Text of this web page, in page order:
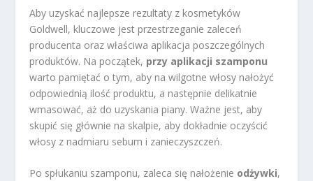
Aby uzyskać najlepsze rezultaty z kosmetyków
Goldwell, kluczowe jest przestrzeganie zaleceń
producenta oraz właściwa aplikacja poszczególnych
produktów. Na początek, przy aplikacji szamponu
warto pamiętać o tym, aby na wilgotne włosy nałożyć
odpowiednią ilość produktu, a następnie delikatnie
wmasować, aż do uzyskania piany. Ważne jest, aby
skupić się głównie na skalpie, aby dokładnie oczyścić
włosy z nadmiaru sebum i zanieczyszczeń.
Po spłukaniu szamponu, zaleca się nałożenie odżywki,